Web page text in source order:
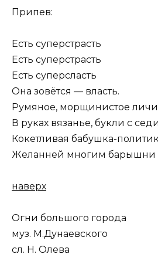
Припев:
Есть суперстрасть
Есть суперстрасть
Есть суперсласть
Она зовётся — власть.
Румяное, морщинистое
В руках вязанье, букли с
Кокетливая бабушка-
Желанней многим барышни
наверх
Огни большого города
муз. М.Дунаевского
сл. Н. Олева